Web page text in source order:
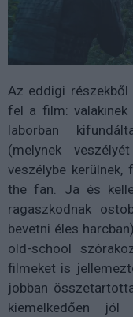
Az eddigi részekből
fel a film: valakinek
laborban
(melynek
veszélybe
the fan. Ja és
ragaszkodnak
bevetni éles
old-school
filmeket is
jobban
kiemelkedően jól